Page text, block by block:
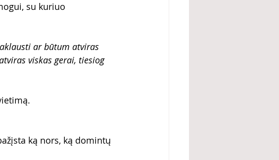
su kuriuo
ar būtum atviras
viskas gerai, tiesiog
ką nors, ką domintų